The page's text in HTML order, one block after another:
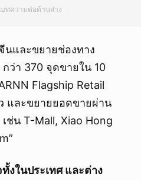
ทความต่อด้านล่าง
นและขยายช่องทาง
ว่า 370 จุดขายใน 10
Flagship Retail
และขยายยอดขายผ่าน
น T-Mall, Xiao Hong
งในประเทศ และต่าง